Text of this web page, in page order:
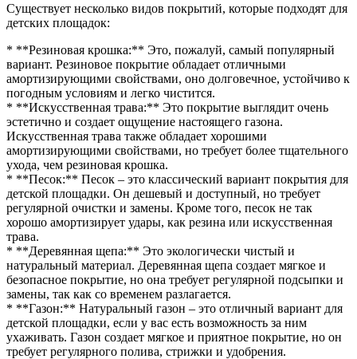
Существует несколько видов покрытий, которые подходят для
детских площадок:
* **Резиновая крошка:** Это, пожалуй, самый популярный
вариант. Резиновое покрытие обладает отличными
амортизирующими свойствами, оно долговечное, устойчиво к
погодным условиям и легко чистится.
* **Искусственная трава:** Это покрытие выглядит очень
эстетично и создает ощущение настоящего газона.
Искусственная трава также обладает хорошими
амортизирующими свойствами, но требует более тщательного
ухода, чем резиновая крошка.
* **Песок:** Песок – это классический вариант покрытия для
детской площадки. Он дешевый и доступный, но требует
регулярной очистки и замены. Кроме того, песок не так
хорошо амортизирует удары, как резина или искусственная
трава.
* **Деревянная щепа:** Это экологически чистый и
натуральный материал. Деревянная щепа создает мягкое и
безопасное покрытие, но она требует регулярной подсыпки и
замены, так как со временем разлагается.
* **Газон:** Натуральный газон – это отличный вариант для
детской площадки, если у вас есть возможность за ним
ухаживать. Газон создает мягкое и приятное покрытие, но он
требует регулярного полива, стрижки и удобрения.